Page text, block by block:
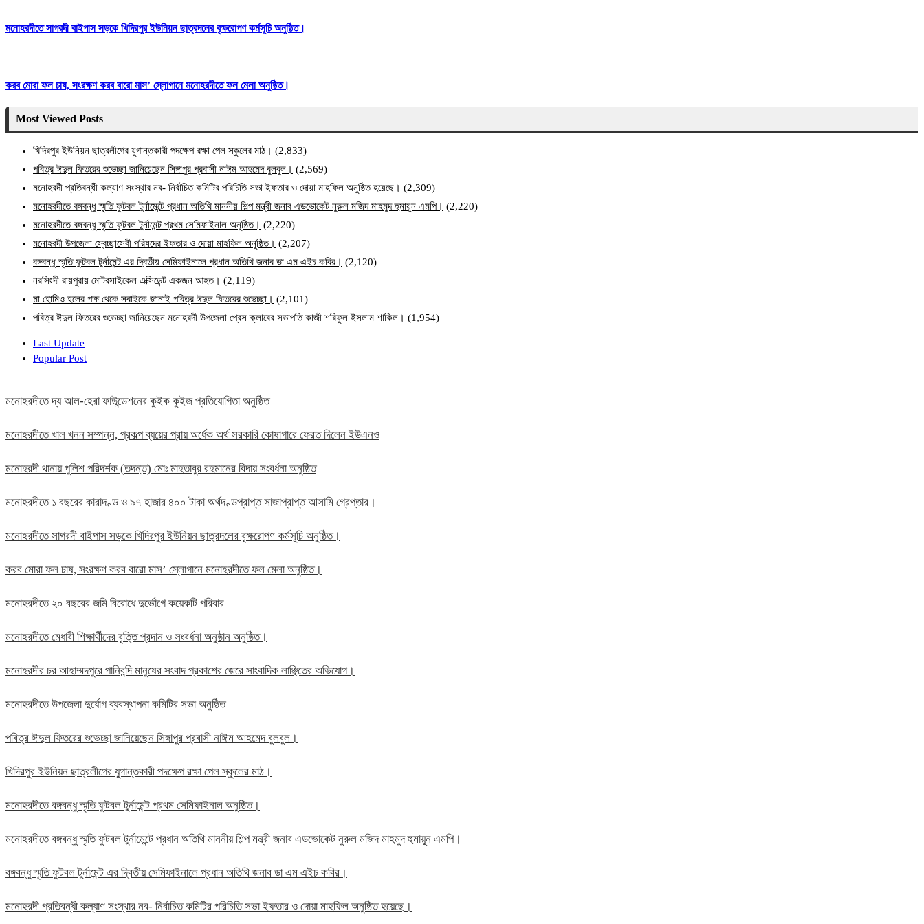
মনোহরদীতে সাগরদী বাইপাস সড়কে খিদিরপুর ইউনিয়ন ছাত্রদলের বৃক্ষরোপণ কর্মসূচি অনুষ্ঠিত।
করব মোরা ফল চাষ, সংরক্ষণ করব বারো মাস’ স্লোগানে মনোহরদীতে ফল মেলা অনুষ্ঠিত।
Most Viewed Posts
খিদিরপুর ইউনিয়ন ছাত্রলীগের যুগান্তকারী পদক্ষেপ রক্ষা পেল স্কুলের মাঠ। (2,833)
পবিত্র ঈদুল ফিতরের শুভেচ্ছা জানিয়েছেন সিঙ্গাপুর প্রবাসী নাঈম আহমেদ বুলবুল। (2,569)
মনোহরদী প্রতিবন্ধী কল্যাণ সংস্থার নব- নির্বাচিত কমিটির পরিচিতি সভা ইফতার ও দোয়া মাহফিল অনুষ্ঠিত হয়েছে। (2,309)
মনোহরদীতে বঙ্গবন্ধু স্মৃতি ফুটবল টুর্নামেন্টে প্রধান অতিথি মাননীয় শিল্প মন্ত্রী জনাব এডভোকেট নুরুল মজিদ মাহমুদ হুমায়ূন এমপি। (2,220)
মনোহরদীতে বঙ্গবন্ধু স্মৃতি ফুটবল টুর্নামেন্ট প্রথম সেমিফাইনাল অনুষ্ঠিত। (2,220)
মনোহরদী উপজেলা স্বেচ্ছাসেবী পরিষদের ইফতার ও দোয়া মাহফিল অনুষ্ঠিত। (2,207)
বঙ্গবন্ধু স্মৃতি ফুটবল টুর্নামেন্ট এর দ্বিতীয় সেমিফাইনালে প্রধান অতিথি জনাব ডা এম এইচ কবির। (2,120)
নরসিংদী রায়পুরায় মোটরসাইকেল এক্সিডেন্ট একজন আহত। (2,119)
মা হোমিও হলের পক্ষ থেকে সবাইকে জানাই পবিত্র ঈদুল ফিতরের শুভেচ্ছা। (2,101)
পবিত্র ঈদুল ফিতরের শুভেচ্ছা জানিয়েছেন মনোহরদী উপজেলা প্রেস ক্লাবের সভাপতি কাজী শরিফুল ইসলাম শাকিল। (1,954)
Last Update
Popular Post
মনোহরদীতে দ্য আল-হেরা ফাউন্ডেশনের কুইক কুইজ প্রতিযোগিতা অনুষ্ঠিত
মনোহরদীতে খাল খনন সম্পন্ন, প্রকল্প ব্যয়ের প্রায় অর্ধেক অর্থ সরকারি কোষাগারে ফেরত দিলেন ইউএনও
মনোহরদী থানায় পুলিশ পরিদর্শক (তদন্ত) মোঃ মাহতাবুর রহমানের বিদায় সংবর্ধনা অনুষ্ঠিত
মনোহরদীতে ১ বছরের কারাদণ্ড ও ৯৭ হাজার ৪০০ টাকা অর্থদণ্ডপ্রাপ্ত সাজাপ্রাপ্ত আসামি গ্রেপ্তার।
মনোহরদীতে সাগরদী বাইপাস সড়কে খিদিরপুর ইউনিয়ন ছাত্রদলের বৃক্ষরোপণ কর্মসূচি অনুষ্ঠিত।
করব মোরা ফল চাষ, সংরক্ষণ করব বারো মাস’ স্লোগানে মনোহরদীতে ফল মেলা অনুষ্ঠিত।
মনোহরদীতে ২০ বছরের জমি বিরোধে দুর্ভোগে কয়েকটি পরিবার
মনোহরদীতে মেধাবী শিক্ষার্থীদের বৃত্তি প্রদান ও সংবর্ধনা অনুষ্ঠান অনুষ্ঠিত।
মনোহরদীর চর আহাম্মদপুরে পানিবন্দি মানুষের সংবাদ প্রকাশের জেরে সাংবাদিক লাঞ্ছিতের অভিযোগ।
মনোহরদীতে উপজেলা দুর্যোগ ব্যবস্থাপনা কমিটির সভা অনুষ্ঠিত
পবিত্র ঈদুল ফিতরের শুভেচ্ছা জানিয়েছেন সিঙ্গাপুর প্রবাসী নাঈম আহমেদ বুলবুল।
খিদিরপুর ইউনিয়ন ছাত্রলীগের যুগান্তকারী পদক্ষেপ রক্ষা পেল স্কুলের মাঠ।
মনোহরদীতে বঙ্গবন্ধু স্মৃতি ফুটবল টুর্নামেন্ট প্রথম সেমিফাইনাল অনুষ্ঠিত।
মনোহরদীতে বঙ্গবন্ধু স্মৃতি ফুটবল টুর্নামেন্টে প্রধান অতিথি মাননীয় শিল্প মন্ত্রী জনাব এডভোকেট নুরুল মজিদ মাহমুদ হুমায়ূন এমপি।
বঙ্গবন্ধু স্মৃতি ফুটবল টুর্নামেন্ট এর দ্বিতীয় সেমিফাইনালে প্রধান অতিথি জনাব ডা এম এইচ কবির।
মনোহরদী প্রতিবন্ধী কল্যাণ সংস্থার নব- নির্বাচিত কমিটির পরিচিতি সভা ইফতার ও দোয়া মাহফিল অনুষ্ঠিত হয়েছে।